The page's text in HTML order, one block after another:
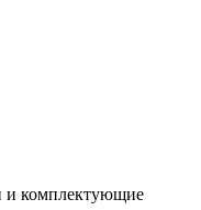
и комплектующие